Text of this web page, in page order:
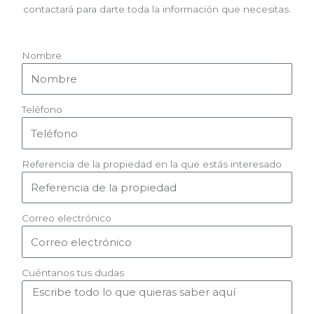
contactará para darte toda la información que necesitas.
Nombre
Teléfono
Referencia de la propiedad en la que estás interesado
Correo electrónico
Cuéntanos tus dudas